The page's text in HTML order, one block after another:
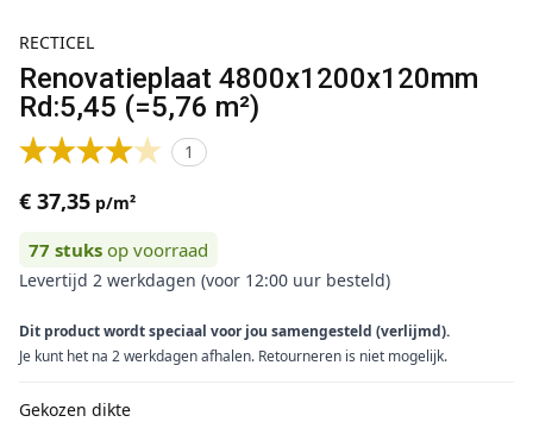
RECTICEL
Renovatieplaat 4800x1200x120mm
Rd:5,45 (=5,76 m²)
1
€ 37,35 p/m²
77 stuks op voorraad
Levertijd 2 werkdagen (voor 12:00 uur besteld)
Dit product wordt speciaal voor jou samengesteld (verlijmd).
Je kunt het na 2 werkdagen afhalen. Retourneren is niet mogelijk.
Gekozen dikte